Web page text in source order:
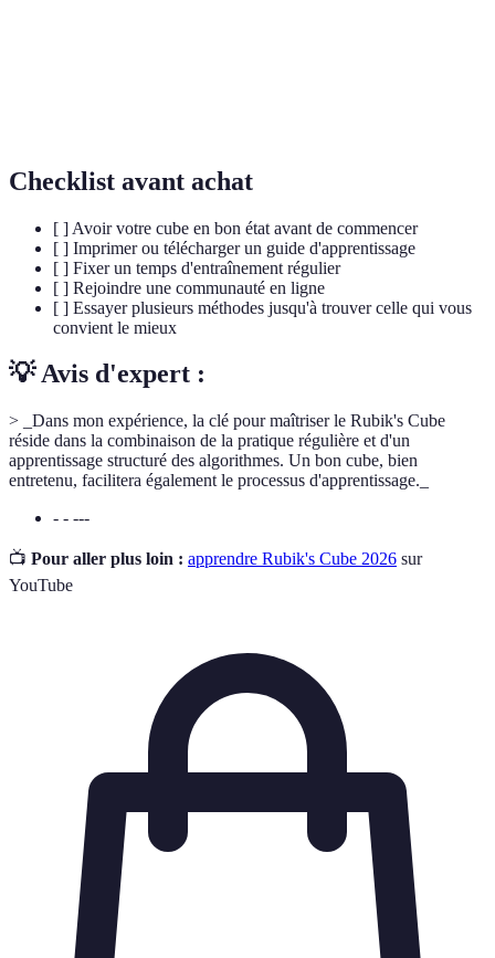
Checklist avant achat
[ ] Avoir votre cube en bon état avant de commencer
[ ] Imprimer ou télécharger un guide d'apprentissage
[ ] Fixer un temps d'entraînement régulier
[ ] Rejoindre une communauté en ligne
[ ] Essayer plusieurs méthodes jusqu'à trouver celle qui vous
convient le mieux
💡 Avis d'expert :
> _Dans mon expérience, la clé pour maîtriser le Rubik's Cube
réside dans la combinaison de la pratique régulière et d'un
apprentissage structuré des algorithmes. Un bon cube, bien
entretenu, facilitera également le processus d'apprentissage._
- - ---
📺 Pour aller plus loin : apprendre Rubik's Cube 2026 sur
YouTube